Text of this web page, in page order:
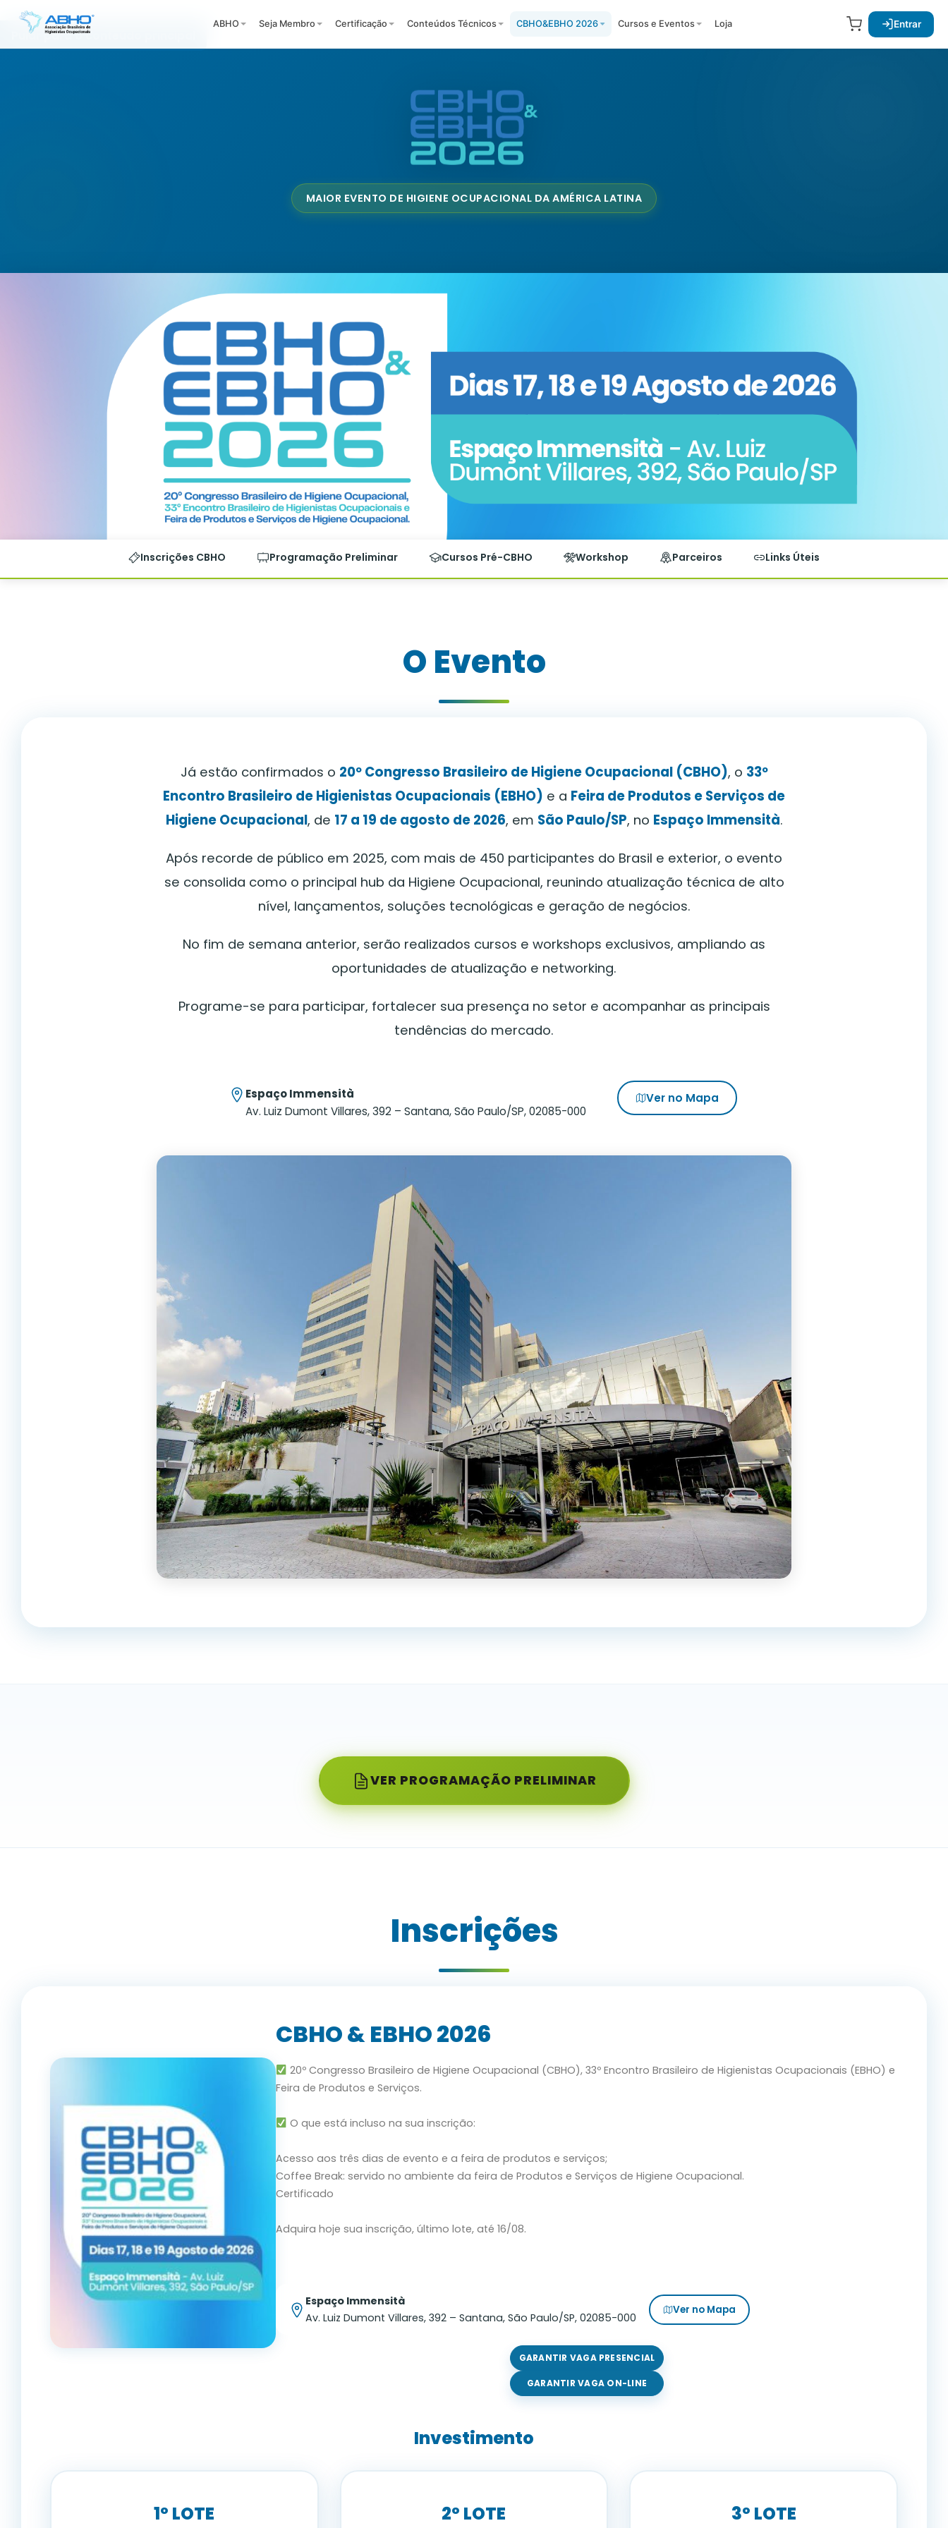
ABHO Seja Membro Certificação Conteúdos Técnicos CBHO&EBHO 2026 Cursos e Eventos Loja Entrar
Pular para o conteúdo principal
MAIOR EVENTO DE HIGIENE OCUPACIONAL DA AMÉRICA LATINA
Inscrições CBHO Programação Preliminar Cursos Pré-CBHO Workshop Parceiros Links Úteis
O Evento
Já estão confirmados o 20º Congresso Brasileiro de Higiene Ocupacional (CBHO), o 33º
Encontro Brasileiro de Higienistas Ocupacionais (EBHO) e a Feira de Produtos e Serviços de
Higiene Ocupacional, de 17 a 19 de agosto de 2026, em São Paulo/SP, no Espaço Immensità.
Após recorde de público em 2025, com mais de 450 participantes do Brasil e exterior, o evento
se consolida como o principal hub da Higiene Ocupacional, reunindo atualização técnica de alto
nível, lançamentos, soluções tecnológicas e geração de negócios.
No fim de semana anterior, serão realizados cursos e workshops exclusivos, ampliando as
oportunidades de atualização e networking.
Programe-se para participar, fortalecer sua presença no setor e acompanhar as principais
tendências do mercado.
Espaço Immensità
Av. Luiz Dumont Villares, 392 – Santana, São Paulo/SP, 02085-000
Ver no Mapa
VER PROGRAMAÇÃO PRELIMINAR
Inscrições
CBHO & EBHO 2026
20º Congresso Brasileiro de Higiene Ocupacional (CBHO), 33º Encontro Brasileiro de Higienistas Ocupacionais (EBHO) e
Feira de Produtos e Serviços.
O que está incluso na sua inscrição:
Acesso aos três dias de evento e a feira de produtos e serviços;
Coffee Break: servido no ambiente da feira de Produtos e Serviços de Higiene Ocupacional.
Certificado
Adquira hoje sua inscrição, último lote, até 16/08.
Espaço Immensità
Av. Luiz Dumont Villares, 392 – Santana, São Paulo/SP, 02085-000
Ver no Mapa
GARANTIR VAGA PRESENCIAL
GARANTIR VAGA ON-LINE
Investimento
1º LOTE 2º LOTE 3º LOTE